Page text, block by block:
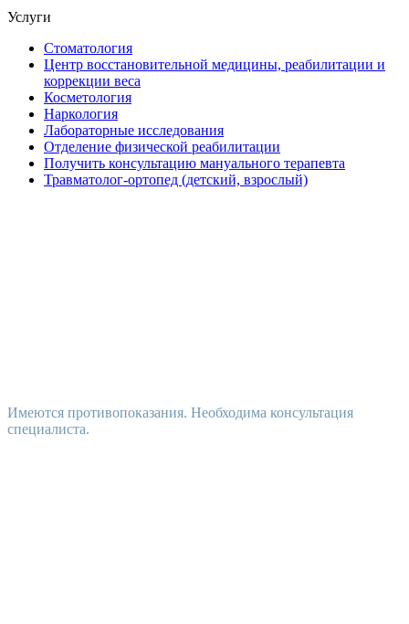
Услуги
Стоматология
Центр восстановительной медицины, реабилитации и
коррекции веса
Косметология
Наркология
Лабораторные исследования
Отделение физической реабилитации
Получить консультацию мануального терапевта
Травматолог-ортопед (детский, взрослый)
Имеются противопоказания. Необходима консультация
специалиста.